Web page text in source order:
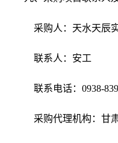
采购人：天水天辰
联系人： 安工
联系电话： 0938-
采购代理机构： 甘